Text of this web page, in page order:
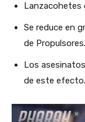
Lanzacohetes
Se reduce en
de Propulsores.
Los
de este efecto.